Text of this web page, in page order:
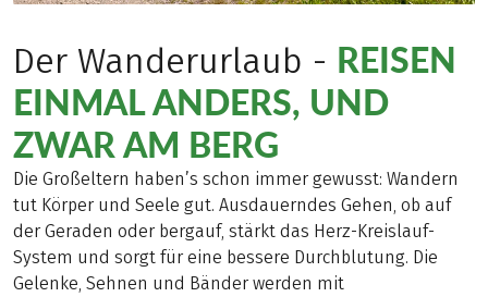
Der Wanderurlaub - REISEN
EINMAL ANDERS, UND
ZWAR AM BERG
Die Großeltern haben’s schon immer gewusst: Wandern
tut Körper und Seele gut. Ausdauerndes Gehen, ob auf
der Geraden oder bergauf, stärkt das Herz-Kreislauf-
System und sorgt für eine bessere Durchblutung. Die
Gelenke, Sehnen und Bänder werden mit